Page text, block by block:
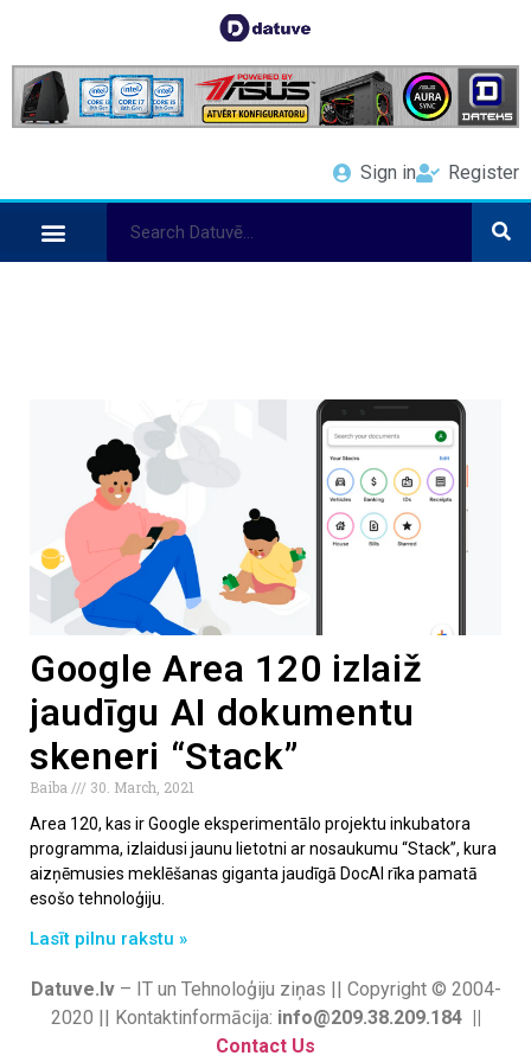
Sign in Register
Google Area 120 izlaiž
jaudīgu AI dokumentu
skeneri “Stack”
Baiba
30. March, 2021
Area 120, kas ir Google eksperimentālo projektu inkubatora
programma, izlaidusi jaunu lietotni ar nosaukumu “Stack”, kura
aizņēmusies meklēšanas giganta jaudīgā DocAI rīka pamatā
esošo tehnoloģiju.
Lasīt pilnu rakstu »
Datuve.lv– IT un Tehnoloģiju ziņas || Copyright © 2004-
2020 || Kontaktinformācija: info@209.38.209.184 ||
Contact Us